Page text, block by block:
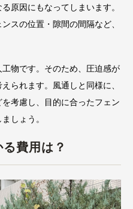
原因にもなってしまいます。
スの位置・隙間の間隔など、
物です。そのため、圧迫感が
られます。風通しと同様に、
考慮し、目的に合ったフェン
しょう。
費用は？